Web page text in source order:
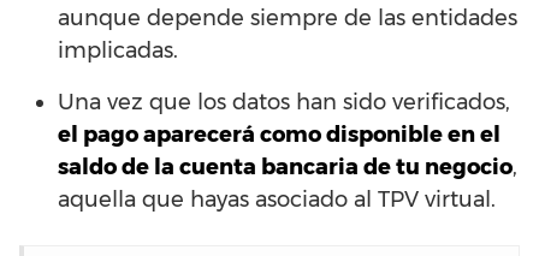
aunque depende siempre de las entidades
implicadas.
Una vez que los datos han sido verificados,
el pago aparecerá como disponible en el
saldo de la cuenta bancaria de tu negocio,
aquella que hayas asociado al TPV virtual.